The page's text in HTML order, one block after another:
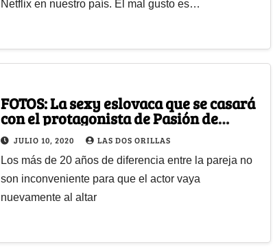
Netflix en nuestro país. El mal gusto es…
FOTOS: La sexy eslovaca que se casará
con el protagonista de Pasión de
Gavilanes
JULIO 10, 2020 LAS DOS ORILLAS
Los más de 20 años de diferencia entre la pareja no
son inconveniente para que el actor vaya
nuevamente al altar